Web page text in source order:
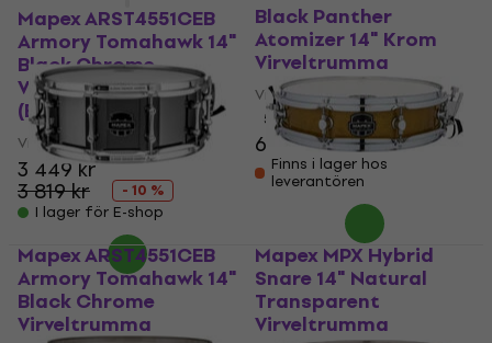
Mapex ARST4551CEB
Armory Tomahawk 14"
Black Chrome
Virveltrumma
(Begagnad)
Virveltrumma
3 449 kr
3 819 kr
- 10 %
I lager för E-shop
Black Panther
Atomizer 14" Krom
Virveltrumma
Virveltrumma
5 /5
6 449 kr
Finns i lager hos
leverantören
Mapex ARST4551CEB
Armory Tomahawk 14"
Black Chrome
Virveltrumma
Mapex MPX Hybrid
Snare 14" Natural
Transparent
Virveltrumma